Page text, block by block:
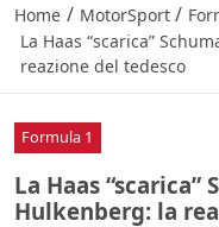
Home / MotorSport /
La Haas “scarica”
reazione del tedesco
Formula 1
La Haas “scarica”
Hulkenberg: la